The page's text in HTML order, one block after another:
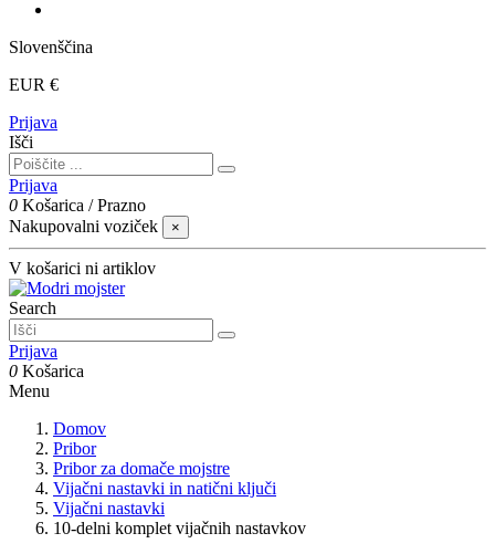
Slovenščina
EUR €
Prijava
Išči
Prijava
0 Košarica /Prazno
Nakupovalni voziček
×
V košarici ni artiklov
Search
Prijava
0 Košarica
Menu
Domov
Pribor
Pribor za domače mojstre
Vijačni nastavki in natični ključi
Vijačni nastavki
10-delni komplet vijačnih nastavkov